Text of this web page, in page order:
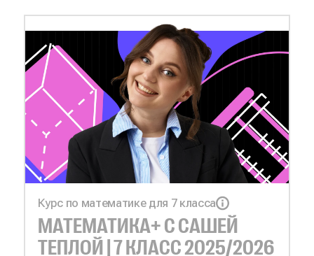
Курс по математике для 7 класса
МАТЕМАТИКА+ ССАШЕЙ
ТЕПЛОЙ | 7КЛАСС 2025/2026